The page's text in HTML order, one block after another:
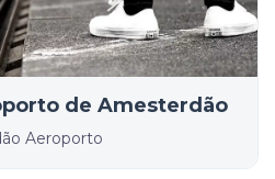
de Amesterdão
Aeroporto